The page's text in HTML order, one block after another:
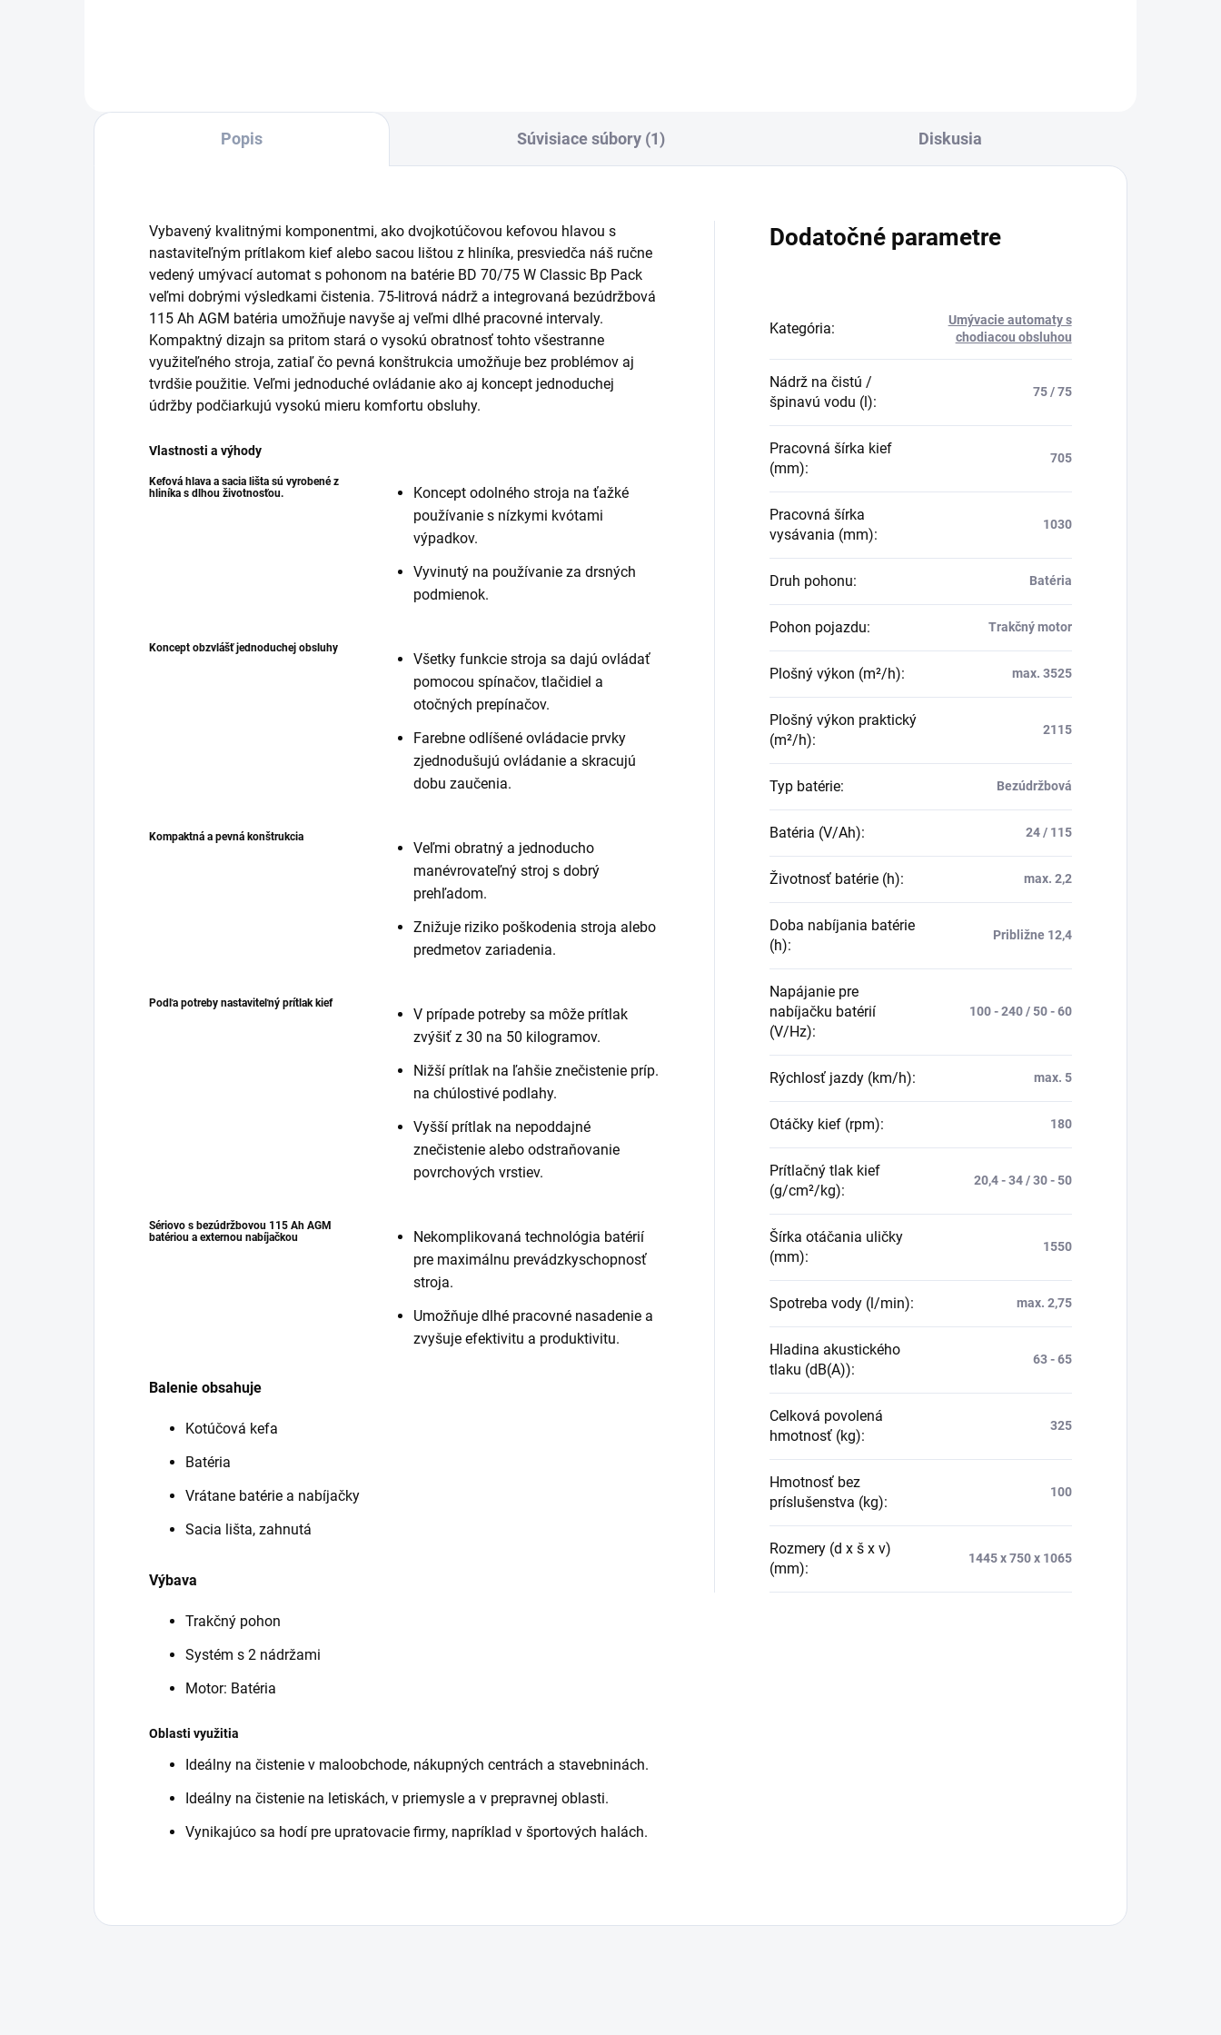
Popis Súvisiace súbory (1) Diskusia
Vybavený kvalitnými komponentmi, ako dvojkotúčovou kefovou hlavou s
nastaviteľným prítlakom kief alebo sacou lištou z hliníka, presviedča náš ručne
vedený umývací automat s pohonom na batérie BD 70/75 W Classic Bp Pack
veľmi dobrými výsledkami čistenia. 75-litrová nádrž a integrovaná bezúdržbová
115 Ah AGM batéria umožňuje navyše aj veľmi dlhé pracovné intervaly.
Kompaktný dizajn sa pritom stará o vysokú obratnosť tohto všestranne
využiteľného stroja, zatiaľ čo pevná konštrukcia umožňuje bez problémov aj
tvrdšie použitie. Veľmi jednoduché ovládanie ako aj koncept jednoduchej
údržby podčiarkujú vysokú mieru komfortu obsluhy.
Vlastnosti a výhody
Kefová hlava a sacia lišta sú vyrobené z
hliníka s dlhou životnosťou.
Koncept odolného stroja na ťažké
používanie s nízkymi kvótami
výpadkov.
Vyvinutý na používanie za drsných
podmienok.
Koncept obzvlášť jednoduchej obsluhy
Všetky funkcie stroja sa dajú ovládať
pomocou spínačov, tlačidiel a
otočných prepínačov.
Farebne odlíšené ovládacie prvky
zjednodušujú ovládanie a skracujú
dobu zaučenia.
Kompaktná a pevná konštrukcia
Veľmi obratný a jednoducho
manévrovateľný stroj s dobrý
prehľadom.
Znižuje riziko poškodenia stroja alebo
predmetov zariadenia.
Podľa potreby nastaviteľný prítlak kief
V prípade potreby sa môže prítlak
zvýšiť z 30 na 50 kilogramov.
Nižší prítlak na ľahšie znečistenie príp.
na chúlostivé podlahy.
Vyšší prítlak na nepoddajné
znečistenie alebo odstraňovanie
povrchových vrstiev.
Sériovo s bezúdržbovou 115 Ah AGM
batériou a externou nabíjačkou
Nekomplikovaná technológia batérií
pre maximálnu prevádzkyschopnosť
stroja.
Umožňuje dlhé pracovné nasadenie a
zvyšuje efektivitu a produktivitu.
Balenie obsahuje
Kotúčová kefa
Batéria
Vrátane batérie a nabíjačky
Sacia lišta, zahnutá
Výbava
Trakčný pohon
Systém s 2 nádržami
Motor: Batéria
Oblasti využitia
Ideálny na čistenie v maloobchode, nákupných centrách a stavebninách.
Ideálny na čistenie na letiskách, v priemysle a v prepravnej oblasti.
Vynikajúco sa hodí pre upratovacie firmy, napríklad v športových halách.
Dodatočné parametre
Kategória:
Umývacie automaty s
chodiacou obsluhou
Nádrž na čistú /
špinavú vodu (l):
75 / 75
Pracovná šírka kief
(mm):
705
Pracovná šírka
vysávania (mm):
1030
Druh pohonu: Batéria
Pohon pojazdu: Trakčný motor
Plošný výkon (m²/h): max. 3525
Plošný výkon praktický
(m²/h):
2115
Typ batérie: Bezúdržbová
Batéria (V/Ah): 24 / 115
Životnosť batérie (h): max. 2,2
Doba nabíjania batérie
(h):
Približne 12,4
Napájanie pre
nabíjačku batérií
(V/Hz):
100 - 240 / 50 - 60
Rýchlosť jazdy (km/h): max. 5
Otáčky kief (rpm): 180
Prítlačný tlak kief
(g/cm²/kg):
20,4 - 34 / 30 - 50
Šírka otáčania uličky
(mm):
1550
Spotreba vody (l/min): max. 2,75
Hladina akustického
tlaku (dB(A)):
63 - 65
Celková povolená
hmotnosť (kg):
325
Hmotnosť bez
príslušenstva (kg):
100
Rozmery (d x š x v)
(mm):
1445 x 750 x 1065